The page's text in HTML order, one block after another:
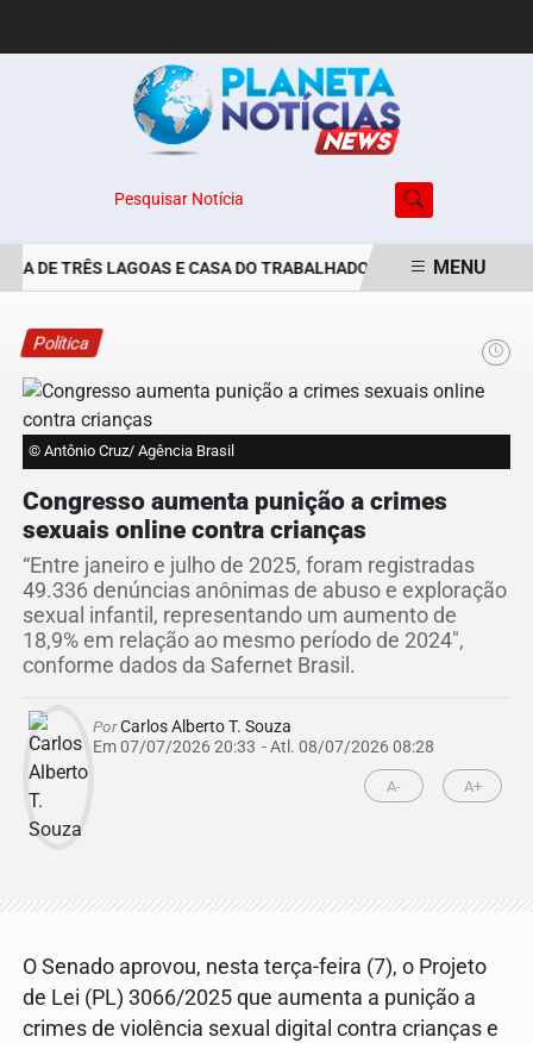
Pesquisar Notícia
DE TRÊS LAGOAS E CASA DO TRABALHADOR DIVULGAM VAGAS
MENU
Política
© Antônio Cruz/ Agência Brasil
Congresso aumenta punição a crimes
sexuais online contra crianças
“Entre janeiro e julho de 2025, foram registradas
49.336 denúncias anônimas de abuso e exploração
sexual infantil, representando um aumento de
18,9% em relação ao mesmo período de 2024",
conforme dados da Safernet Brasil.
PorCarlos Alberto T. Souza
Em 07/07/2026 20:33 - Atl. 08/07/2026 08:28
A- A+
O Senado aprovou, nesta terça-feira (7), o Projeto
de Lei (PL) 3066/2025 que aumenta a punição a
crimes de violência sexual digital contra crianças e